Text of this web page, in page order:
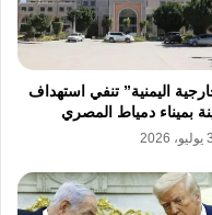
اليمنية” تنفي استهداف
بميناء دمياط المصري